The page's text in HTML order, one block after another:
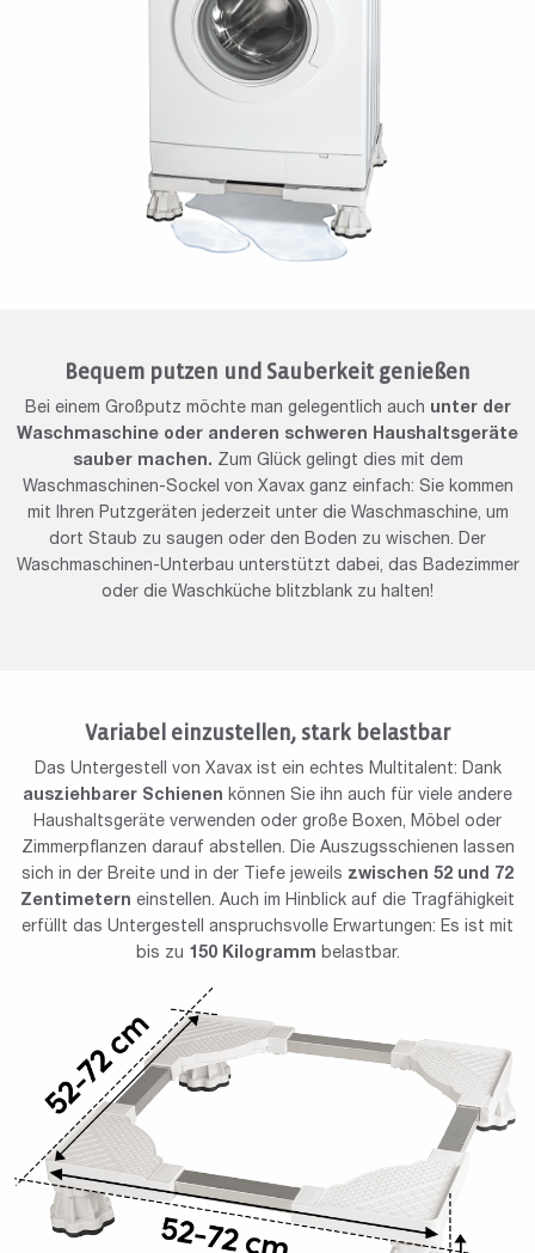
Bequem putzen und Sauberkeit genießen
Bei einem Großputz möchte man gelegentlich auch unter der
Waschmaschine oder anderen schweren Haushaltsgeräte
sauber machen. Zum Glück gelingt dies mit dem
Waschmaschinen-Sockel von Xavax ganz einfach: Sie kommen
mit Ihren Putzgeräten jederzeit unter die Waschmaschine, um
dort Staub zu saugen oder den Boden zu wischen. Der
Waschmaschinen-Unterbau unterstützt dabei, das Badezimmer
oder die Waschküche blitzblank zu halten!
Variabel einzustellen, stark belastbar
Das Untergestell von Xavax ist ein echtes Multitalent: Dank
ausziehbarer Schienen können Sie ihn auch für viele andere
Haushaltsgeräte verwenden oder große Boxen, Möbel oder
Zimmerpflanzen darauf abstellen. Die Auszugsschienen lassen
sich in der Breite und in der Tiefe jeweils zwischen 52 und 72
Zentimetern einstellen. Auch im Hinblick auf die Tragfähigkeit
erfüllt das Untergestell anspruchsvolle Erwartungen: Es ist mit
bis zu 150 Kilogramm belastbar.